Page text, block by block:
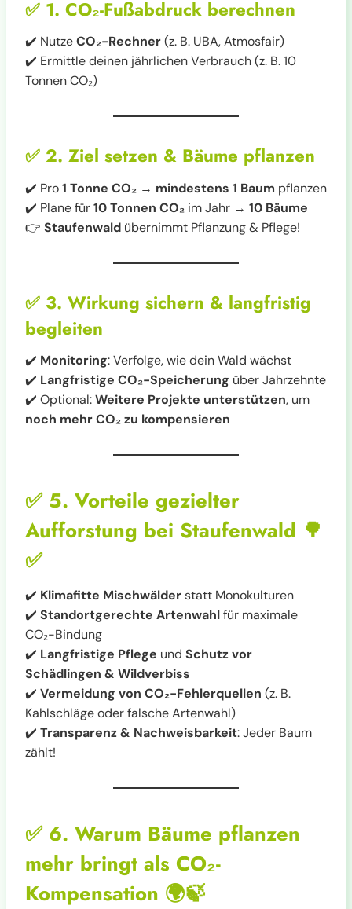
✅ 1. CO₂-Fußabdruck berechnen
✔️ NutzeCO₂-Rechner(z. B. UBA, Atmosfair)
✔️ Ermittle deinen jährlichen Verbrauch (z. B. 10
Tonnen CO₂)
✅ 2. Ziel setzen & Bäume pflanzen
✔️ Pro1 Tonne CO₂ → mindestens 1 Baum pflanzen
✔️ Plane für10 Tonnen CO₂ im Jahr → 10 Bäume
👉 Staufenwald übernimmt Pflanzung & Pflege!
✅ 3. Wirkung sichern & langfristig
begleiten
✔️ Monitoring: Verfolge, wie dein Wald wächst
✔️ Langfristige CO₂-Speicherung über Jahrzehnte
✔️ Optional:Weitere Projekte unterstützen, um
noch mehr CO₂ zu kompensieren
✅ 5. Vorteile gezielter
Aufforstung bei Staufenwald 🌳
✅
✔️ Klimafitte Mischwälderstatt Monokulturen
✔️ Standortgerechte Artenwahlfür maximale
CO₂-Bindung
✔️ Langfristige Pflege und Schutz vor
Schädlingen & Wildverbiss
✔️ Vermeidung von CO₂-Fehlerquellen (z. B.
Kahlschläge oder falsche Artenwahl)
✔️ Transparenz & Nachweisbarkeit: Jeder Baum
zählt!
✅ 6. Warum Bäume pflanzen
mehr bringt als CO₂-
Kompensation 🌍🍃